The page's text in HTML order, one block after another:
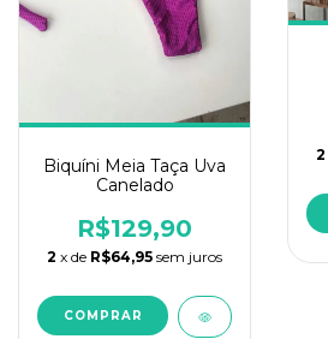
Biquíni Meia Taça Uva
Canelado
R$129,90
2 x de R$64,95 sem juros
COMPRAR
2